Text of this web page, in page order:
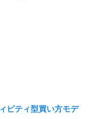
ピティ型買い方モデ